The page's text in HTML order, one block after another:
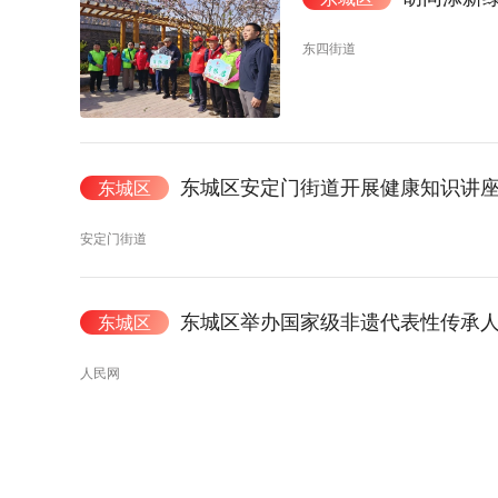
东四街道
东城区 东城区安定门街道开展健康知识讲座
安定门街道
东城区 东城区举办国家级非遗代表性传承
人民网